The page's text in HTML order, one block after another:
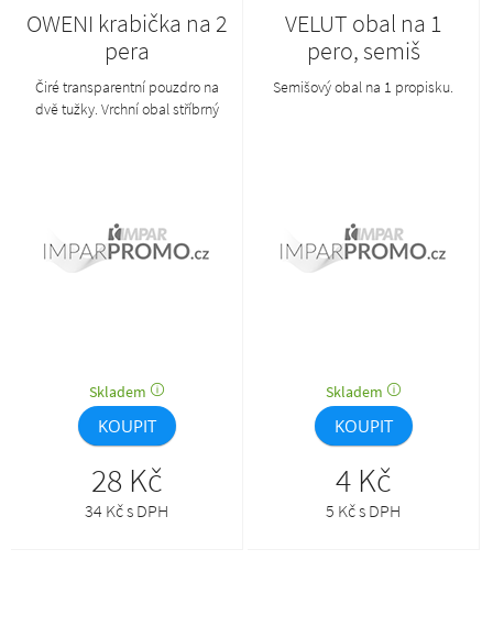
OWENI krabička na 2
pera
Čiré transparentní pouzdro na
dvě tužky. Vrchní obal stříbrný
Skladem
KOUPIT
28 Kč
34 Kč s DPH
VELUT obal na 1
pero, semiš
Semišový obal na 1 propisku.
Skladem
KOUPIT
4 Kč
5 Kč s DPH